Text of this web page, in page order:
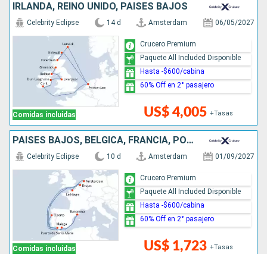
IRLANDA, REINO UNIDO, PAISES BAJOS
Comidas incluidas
Celebrity Eclipse 14 d Amsterdam 06/05/2027
US$ 4,005 +Tasas
Crucero Premium
Paquete All Included Disponible
Hasta -$600/cabina
60% Off en 2° pasajero
PAISES BAJOS, BÉLGICA, FRANCIA, PORTUGAL, ESPAÑA
Comidas incluidas
Celebrity Eclipse 10 d Amsterdam 01/09/2027
US$ 1,723 +Tasas
Crucero Premium
Paquete All Included Disponible
Hasta -$600/cabina
60% Off en 2° pasajero